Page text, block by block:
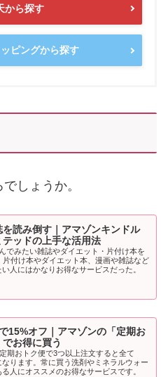
から探す
ピングから探す
しょうか。
を読み倒す｜アマゾンキンドル
テッドの上手な活用法
でみたい雑誌やダイエット・片付け本を
片付け本やダイエット本、漫画や雑誌など
人にはかなりお得なサービスだった。
15%オフ｜アマゾンの「定期お
でお得に買う
期おトク便で3つ以上注文すると全て
なります。常に買う洗剤やミネラルウォー
人にオススメのお得なサービスです。